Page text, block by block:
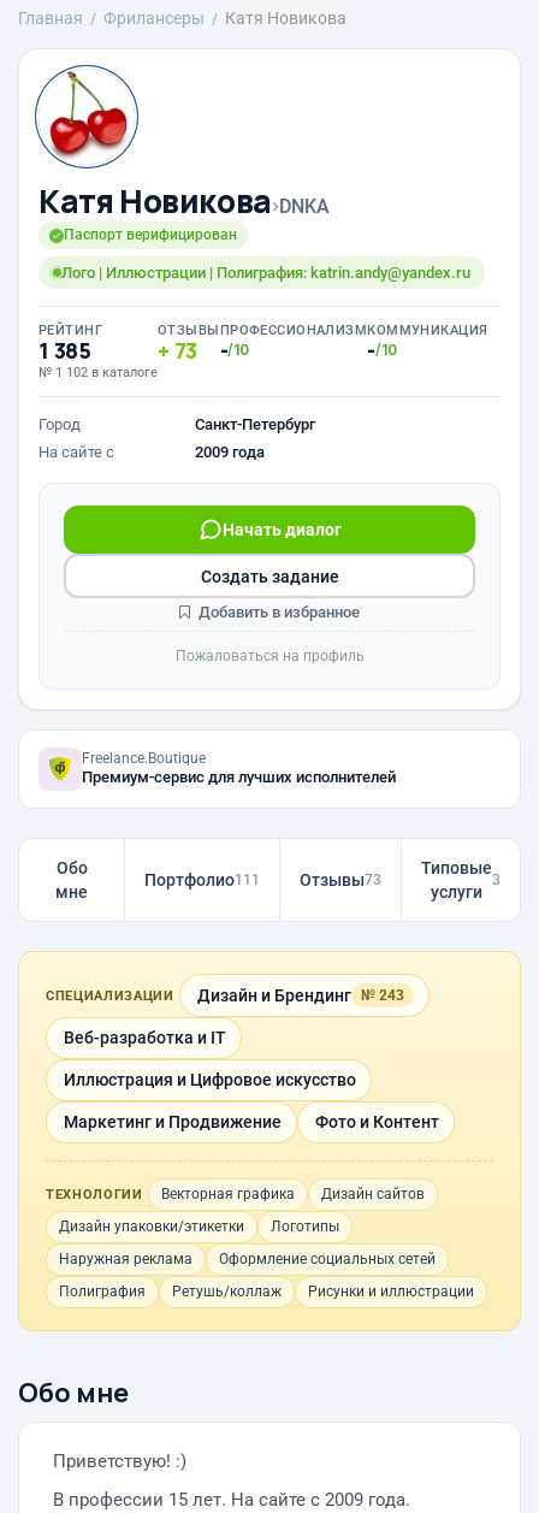
Главная Фрилансеры Катя Новикова
Катя Новикова›DNKA
Паспорт верифицирован
Лого | Иллюстрации | Полиграфия: katrin.andy@yandex.ru
РЕЙТИНГ
1 385
№ 1 102 в каталоге
ОТЗЫВЫ
73
ПРОФЕССИОНАЛИЗМ
-/10
КОММУНИКАЦИЯ
-/10
Город
Санкт-Петербург
На сайте с
2009 года
Начать диалог
Создать задание
Добавить в избранное
Пожаловаться на профиль
Freelance.Boutique
Премиум-сервис для лучших исполнителей
Обо
мне
Портфолио111 Отзывы73
Типовые
услуги
3
СПЕЦИАЛИЗАЦИИ Дизайн и Брендинг № 243
Веб-разработка и IT
Иллюстрация и Цифровое искусство
Маркетинг и Продвижение Фото и Контент
ТЕХНОЛОГИИ Векторная графика
Дизайн сайтов
Дизайн упаковки/этикетки
Логотипы
Наружная реклама
Оформление социальных сетей
Полиграфия
Ретушь/коллаж Рисунки и иллюстрации
Обо мне
Приветствую! :)
В профессии 15 лет. На сайте с 2009 года.